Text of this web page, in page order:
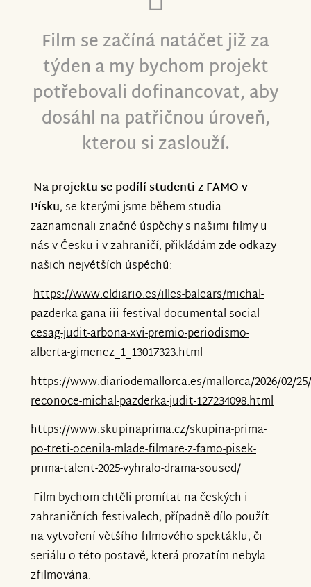
Film se začíná natáčet již za
týden a my bychom projekt
potřebovali dofinancovat, aby
dosáhl na patřičnou úroveň,
kterou si zaslouží.
Na projektu se podílí studenti z FAMO v
Písku, se kterými jsme během studia
zaznamenali značné úspěchy s našimi filmy u
nás v Česku i v zahraničí, přikládám zde odkazy
našich největších úspěchů:
https://www.eldiario.es/illes-balears/michal-
pazderka-gana-iii-festival-documental-social-
cesag-judit-arbona-xvi-premio-periodismo-
alberta-gimenez_1_13017323.html
https://www.diariodemallorca.es/mallorca/2026/02/
reconoce-michal-pazderka-judit-127234098.html
https://www.skupinaprima.cz/skupina-prima-
po-treti-ocenila-mlade-filmare-z-famo-pisek-
prima-talent-2025-vyhralo-drama-soused/
Film bychom chtěli promítat na českých i
zahraničních festivalech, případně dílo použít
na vytvoření většího filmového spektáklu, či
seriálu o této postavě, která prozatím nebyla
zfilmována.